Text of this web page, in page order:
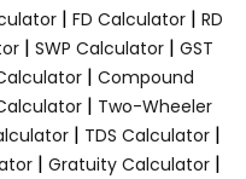
| FD Calculator | RD
| SWP Calculator | GST
| Compound
| Two-Wheeler
| TDS Calculator|
| Gratuity Calculator|